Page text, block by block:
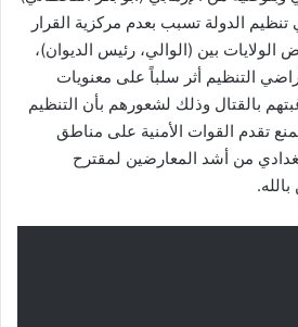
الدولة تسبب بعدم مركزية القرار
بين (الوالي، رئيس الديوان)،
التنظيم أثر سلباً على معنويات
بالقتال وذلك لشعورهم بأن التنظيم
تقدم القوات الأمنية على مناطق
من أشد المعارضين لمقترح